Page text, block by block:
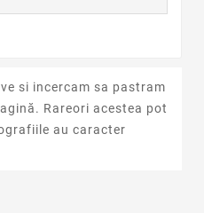
si incercam sa pastram
Rareori acestea pot
au caracter